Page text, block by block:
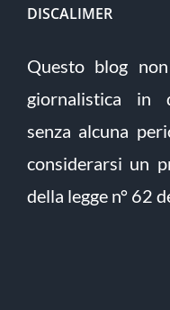
DISCALIMER
Questo blog
giornalistica in
senza alcuna
considerarsi un
della legge n° 62